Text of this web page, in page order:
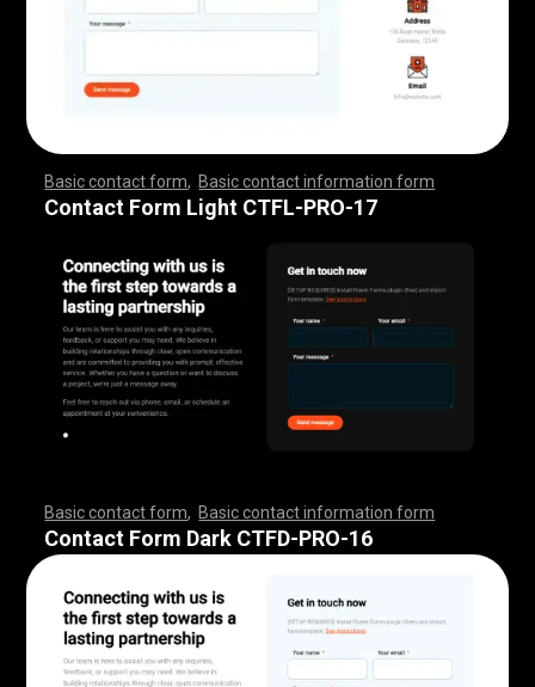
Basic contact form ,Basic contact information form
,,,,,,,,,,,,,,,,,,,,, ,,,,,,,,,,,,,,,,,,,,,,,,,,,,,,,,,,
,,,,,,,,,,,,,,,,,,,,, ,,,,,,,,,,,,,,,,,,,,,,,,,,,
Contact Form Light CTFL-PRO-17
Basic contact form Basic contact information form
,,,,,,,,,,,,,,,,,,,,, ,,,,,,,,,,,,,,,,,,,,,,,,,,,,,,,,,,
,,,,,,,,,,,,,,,,,,,,, ,,,,,,,,,,,,,,,,,,,,,,,,,,,
Contact Form Dark CTFD-PRO-16